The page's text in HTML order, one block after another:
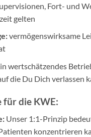
Fort- und
gelten
vermögenswirksame
wertschätzendes
die Du Dich verlassen
für die KWE:
Unser 1:1-Prinzip
konzentrieren